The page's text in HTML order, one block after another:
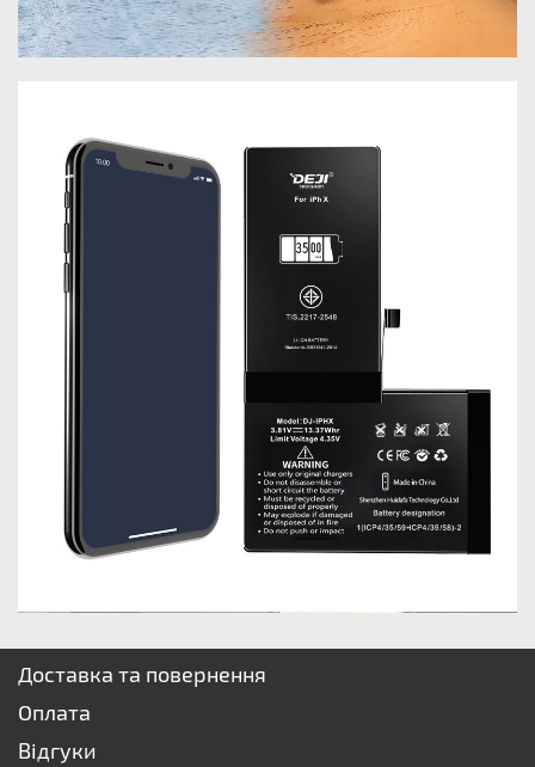
Доставка та повернення
Оплата
Відгуки